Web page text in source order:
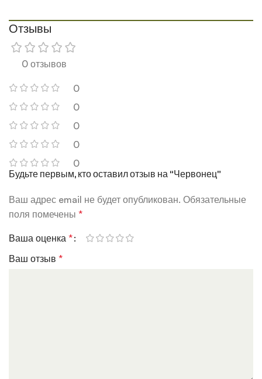
Отзывы
0 отзывов
0
0
0
0
0
Будьте первым, кто оставил отзыв на “Червонец”
Ваш адрес email не будет опубликован. Обязательные
поля помечены*
Ваша оценка*
Ваш отзыв*